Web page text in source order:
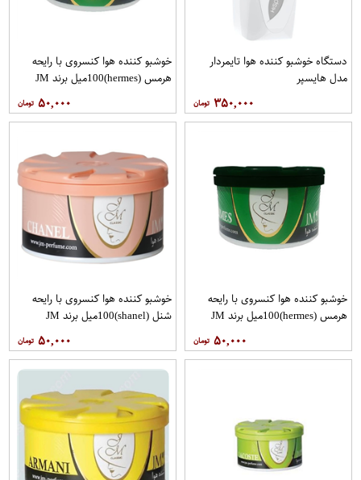
دستگاه خوشبو کننده هوا تایمردار
مدل هایسپر
۳۵۰,۰۰۰
خوشبو کننده هوا کنسروی با رایحه
هرمس (hermes)100میل برند JM
۵۰,۰۰۰
خوشبو کننده هوا کنسروی با رایحه
هرمس (hermes)100میل برند JM
۵۰,۰۰۰
خوشبو کننده هوا کنسروی با رایحه
شنل (shanel)100میل برند JM
۵۰,۰۰۰